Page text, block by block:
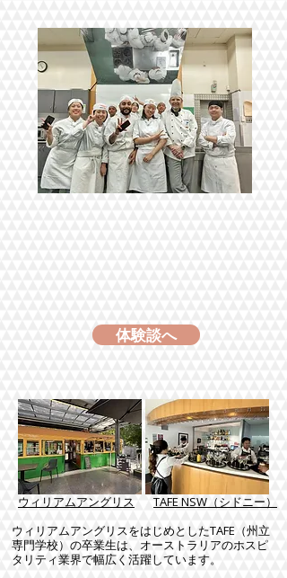
体験談へ
ウィリアムアングリス
TAFE NSW（シドニー）
ウィリアムアングリスをはじめとしたTAFE（州立
専門学校）の卒業生は、オーストラリアのホスピ
タリティ業界で幅広く活躍しています。